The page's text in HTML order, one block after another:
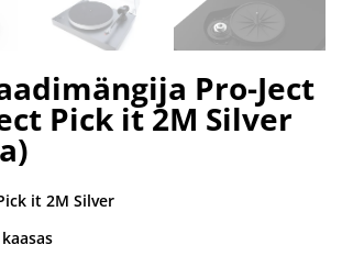
Pro-Ject
Pick it 2M Silver
it 2M Silver